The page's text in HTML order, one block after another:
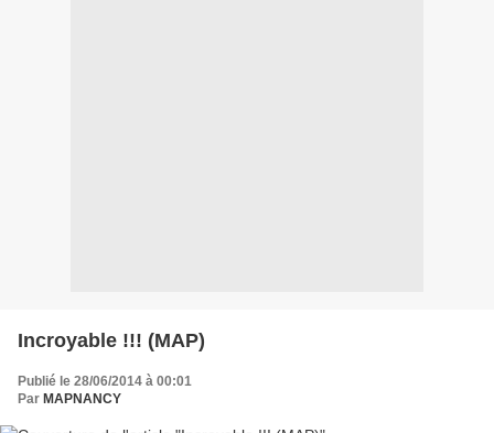
Incroyable !!! (MAP)
Publié le 28/06/2014 à 00:01
Par MAPNANCY